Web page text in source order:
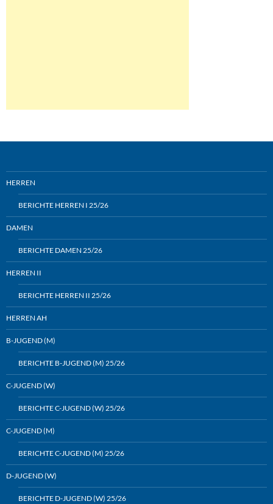
HERREN
BERICHTE HERREN I 25/26
DAMEN
BERICHTE DAMEN 25/26
HERREN II
BERICHTE HERREN II 25/26
HERREN AH
B-JUGEND (M)
BERICHTE B-JUGEND (M) 25/26
C-JUGEND (W)
BERICHTE C-JUGEND (W) 25/26
C-JUGEND (M)
BERICHTE C-JUGEND (M) 25/26
D-JUGEND (W)
BERICHTE D-JUGEND (W) 25/26